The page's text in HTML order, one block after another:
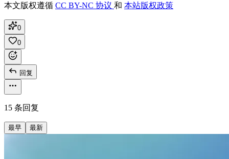
本文版权遵循 CC BY-NC 协议 和 本站版权政策
0
0
回复
15 条回复
最早 最新